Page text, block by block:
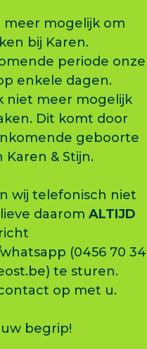
mogelijk om
bij Karen.
periode onze
enkele dagen.
niet meer mogelijk
Dit komt door
geboorte
& Stijn.
wij telefonisch niet
daarom ALTIJD
(0456 70 34
te sturen.
op met u.
begrip!